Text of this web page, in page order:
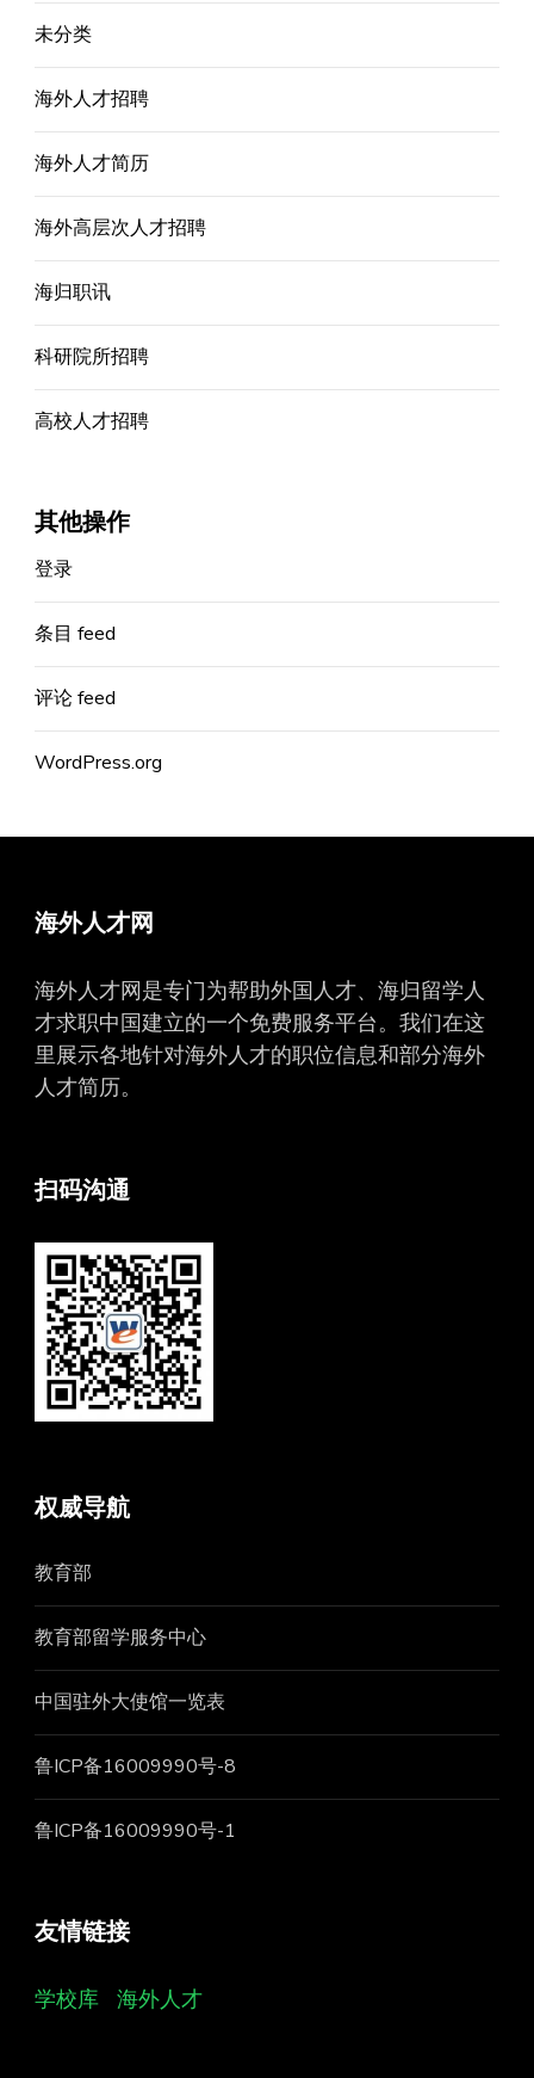
未分类
海外人才招聘
海外人才简历
海外高层次人才招聘
海归职讯
科研院所招聘
高校人才招聘
其他操作
登录
条目 feed
评论 feed
WordPress.org
海外人才网
海外人才网是专门为帮助外国人才、海归留学人
才求职中国建立的一个免费服务平台。我们在这
里展示各地针对海外人才的职位信息和部分海外
人才简历。
扫码沟通
权威导航
教育部
教育部留学服务中心
中国驻外大使馆一览表
鲁ICP备16009990号-8
鲁ICP备16009990号-1
友情链接
学校库 海外人才